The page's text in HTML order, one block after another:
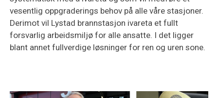
vesentlig oppgraderings behov på alle våre stasjoner.
Derimot vil Lystad brannstasjon ivareta et fullt
forsvarlig arbeidsmiljø for alle ansatte. I det ligger
blant annet fullverdige løsninger for ren og uren sone.